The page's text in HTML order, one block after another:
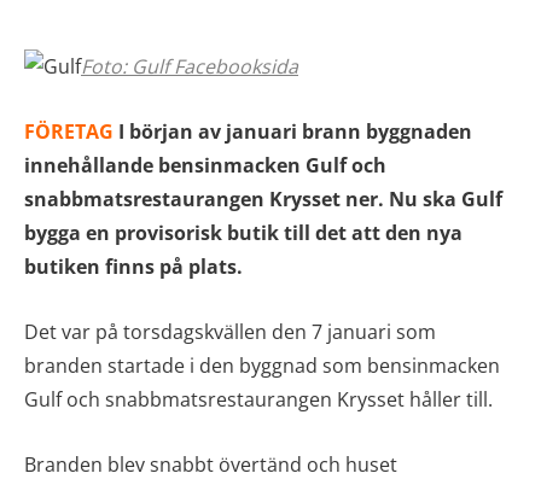
Foto: Gulf Facebooksida
FÖRETAG I början av januari brann byggnaden
innehållande bensinmacken Gulf och
snabbmatsrestaurangen Krysset ner. Nu ska Gulf
bygga en provisorisk butik till det att den nya
butiken finns på plats.
Det var på torsdagskvällen den 7 januari som
branden startade i den byggnad som bensinmacken
Gulf och snabbmatsrestaurangen Krysset håller till.
Branden blev snabbt övertänd och huset